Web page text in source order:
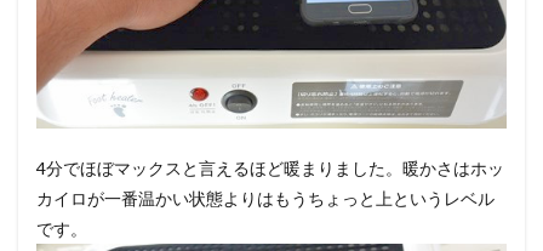
4分でほぼマックスと言えるほど暖まりました。暖かさはホッ
カイロが一番温かい状態よりはもうちょっと上というレベル
です。